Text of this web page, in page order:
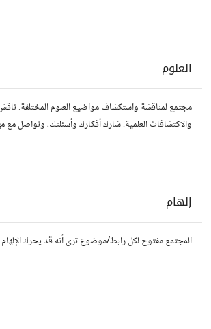
العلوم
مجتمع لمناقشة واستكشاف مواضيع العلوم المختلفة.
والاكتشافات العلمية. شارك أفكارك وأسئلتك، وتواصل مع
إلهام
المجتمع مفتوح لكل رابط/موضوع ترى أنه قد يحرك